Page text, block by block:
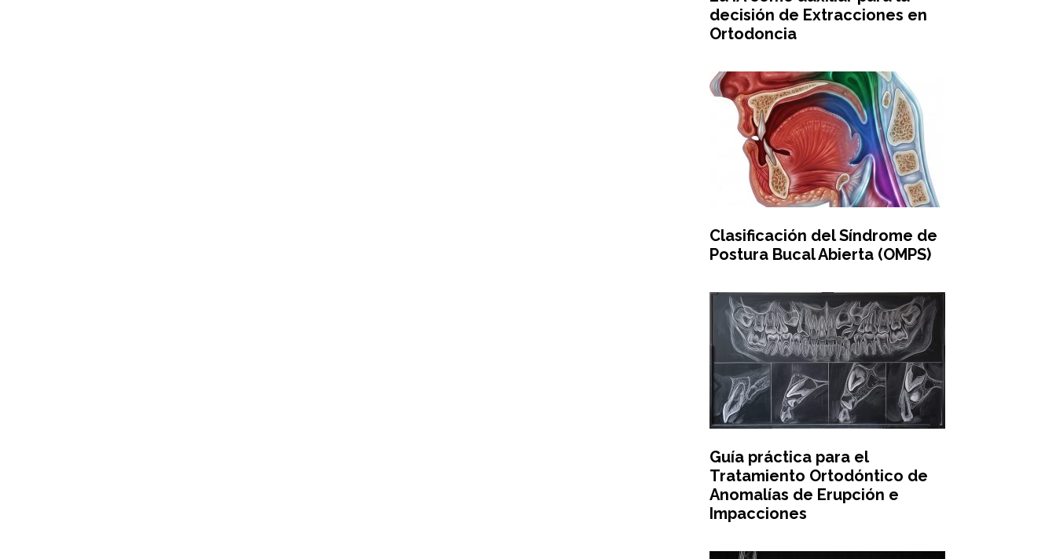
decisión de Extracciones en
Ortodoncia
Clasificación del Síndrome de
Postura Bucal Abierta (OMPS)
Guía práctica para el
Tratamiento Ortodóntico de
Anomalías de Erupción e
Impacciones